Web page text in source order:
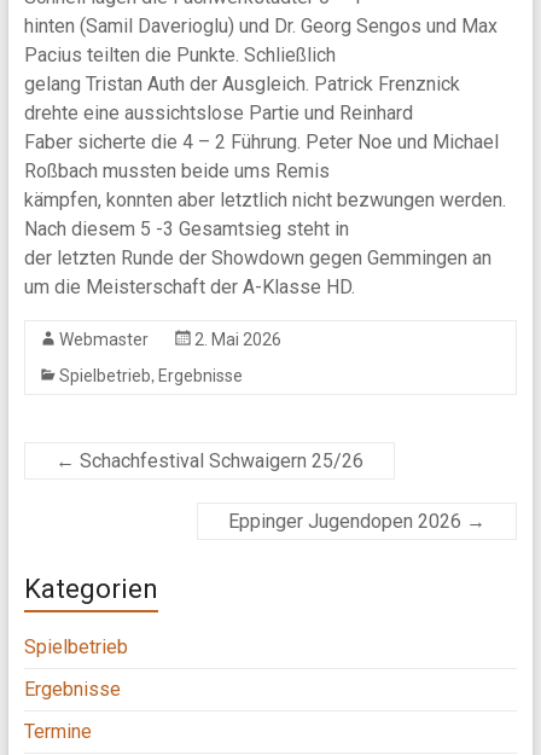
hinten (Samil Daverioglu) und Dr. Georg Sengos und Max
Pacius teilten die Punkte. Schließlich
gelang Tristan Auth der Ausgleich. Patrick Frenznick
drehte eine aussichtslose Partie und Reinhard
Faber sicherte die 4 – 2 Führung. Peter Noe und Michael
Roßbach mussten beide ums Remis
kämpfen, konnten aber letztlich nicht bezwungen werden.
Nach diesem 5 -3 Gesamtsieg steht in
der letzten Runde der Showdown gegen Gemmingen an
um die Meisterschaft der A-Klasse HD.
Webmaster
2. Mai 2026
Spielbetrieb, Ergebnisse
← Schachfestival Schwaigern 25/26
Eppinger Jugendopen 2026 →
Kategorien
Spielbetrieb
Ergebnisse
Termine